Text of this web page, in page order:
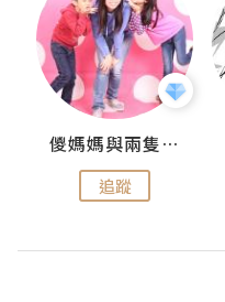
儍媽媽與兩隻小魔怪之家
追蹤